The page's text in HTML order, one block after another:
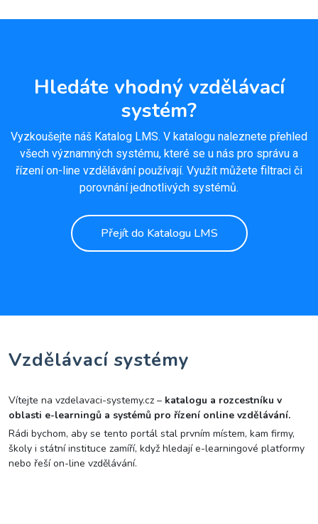
Hledáte vhodný vzdělávací
systém?
Vyzkoušejte náš Katalog LMS. V katalogu naleznete přehled
všech významných systému, které se u nás pro správu a
řízení on-line vzdělávání používají. Využít můžete filtraci či
porovnání jednotlivých systémů.
Přejít do Katalogu LMS
Vzdělávací systémy
Vítejte na vzdelavaci-systemy.cz – katalogu a rozcestníku v
oblasti e-learningů a systémů pro řízení online vzdělávání.
Rádi bychom, aby se tento portál stal prvním místem, kam firmy,
školy i státní instituce zamíří, když hledají e-learningové platformy
nebo řeší on-line vzdělávání.